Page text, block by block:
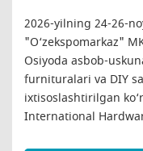
2026-yilning 24-26-
"O‘zekspomarkaz"
Osiyoda asbob-
furnituralari va DIY
ixtisoslashtirilgan
International